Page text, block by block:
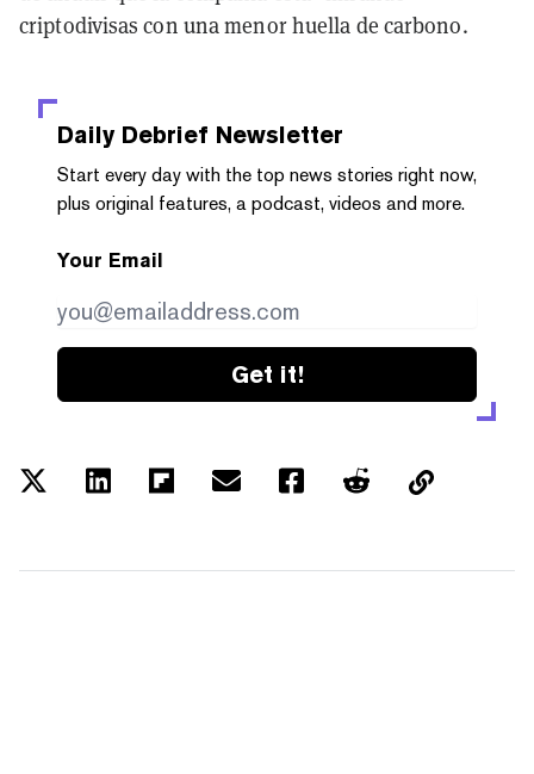
criptodivisas con una menor huella de carbono.
Daily Debrief Newsletter
Start every day with the top news stories right now,
plus original features, a podcast, videos and more.
Your Email
Get it!